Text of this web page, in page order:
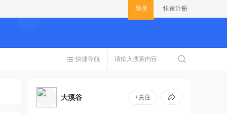
登录 快速注册
快捷导航
大溪谷 +关注